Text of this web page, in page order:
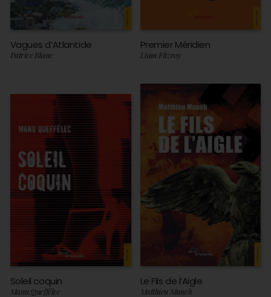
Vagues d’Atlantide
Patrice Blanc
Premier Méridien
Liam Fitzroy
Soleil coquin
Manu Queffélec
Le Fils de l’Aigle
Matthieu Munch